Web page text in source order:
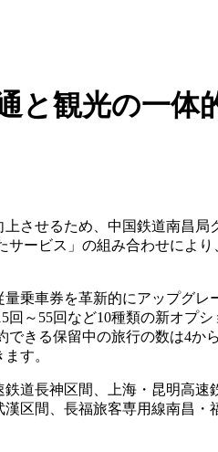
と観光の一
させるため、中国鉄道南昌
ービス」の組み合わせによ
乗車券を革新的にアップグ
回～55回など10種類の新オ
できる保留中の旅行の数は4
す。
道長神区間、上海・昆明高
区間、長福旅客専用線南昌